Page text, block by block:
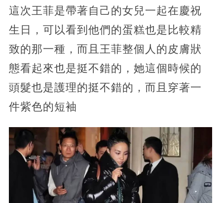
這次王菲是帶著自己的女兒一起在慶祝
生日，可以看到他們的蛋糕也是比較精
致的那一種，而且王菲整個人的皮膚狀
態看起來也是挺不錯的，她這個時候的
頭髮也是護理的挺不錯的，而且穿著一
件紫色的短袖